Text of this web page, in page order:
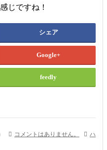
じですね！
シェア
Google+
feedly
コメントはありません。
ハ